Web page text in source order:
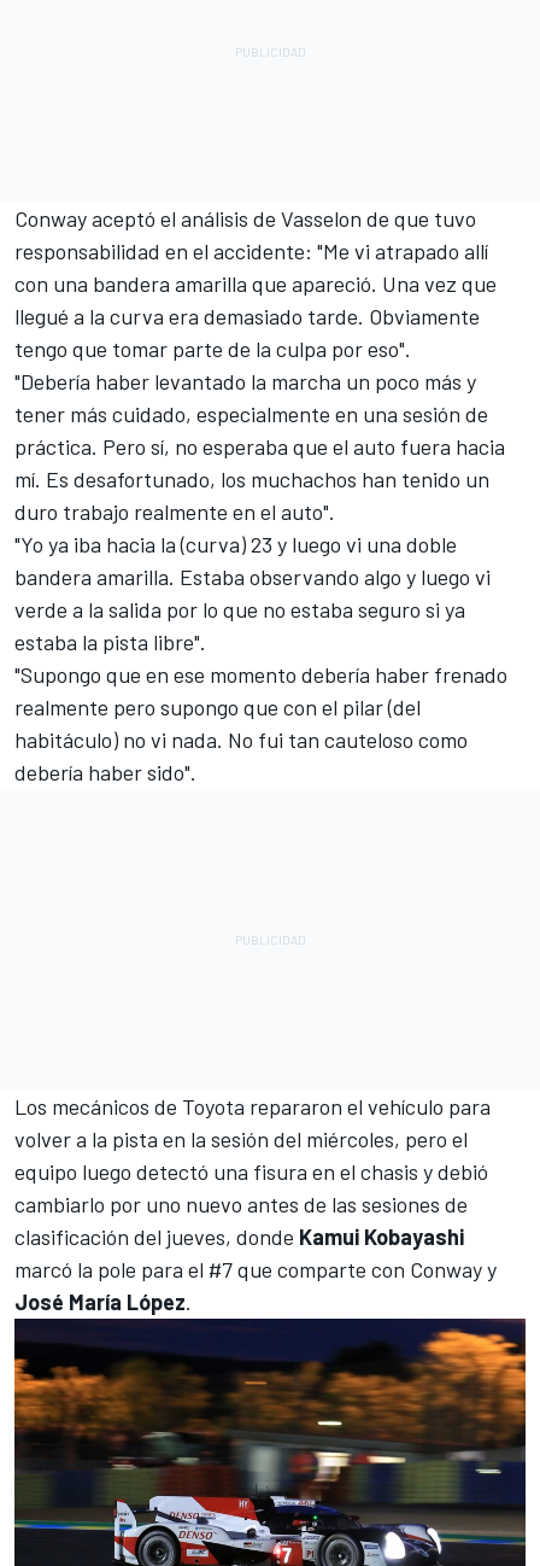
Conway aceptó el análisis de Vasselon de que tuvo
responsabilidad en el accidente: "Me vi atrapado allí
con una bandera amarilla que apareció. Una vez que
llegué a la curva era demasiado tarde. Obviamente
tengo que tomar parte de la culpa por eso".
"Debería haber levantado la marcha un poco más y
tener más cuidado, especialmente en una sesión de
práctica. Pero sí, no esperaba que el auto fuera hacia
mí. Es desafortunado, los muchachos han tenido un
duro trabajo realmente en el auto".
"Yo ya iba hacia la (curva) 23 y luego vi una doble
bandera amarilla. Estaba observando algo y luego vi
verde a la salida por lo que no estaba seguro si ya
estaba la pista libre".
"Supongo que en ese momento debería haber frenado
realmente pero supongo que con el pilar (del
habitáculo) no vi nada. No fui tan cauteloso como
debería haber sido".
Los mecánicos de Toyota repararon el vehículo para
volver a la pista en la sesión del miércoles, pero el
equipo luego detectó una fisura en el chasis y debió
cambiarlo por uno nuevo antes de las sesiones de
clasificación del jueves, donde Kamui Kobayashi
marcó la pole para el #7que comparte con Conway y
José María López.